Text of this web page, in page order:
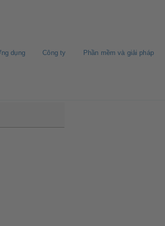
dụng Công ty Phần mềm và giải pháp